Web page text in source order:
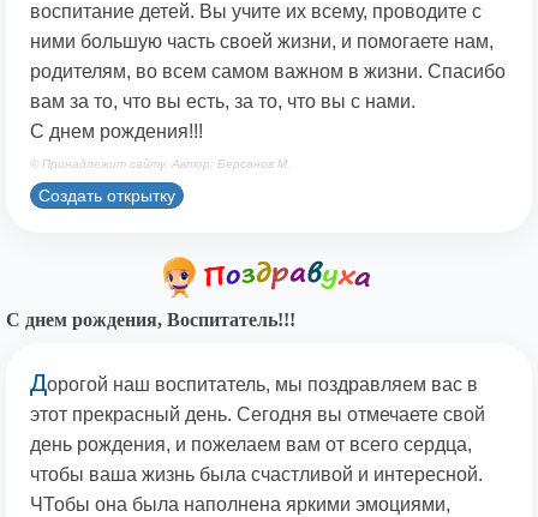
воспитание детей. Вы учите их всему, проводите с
ними большую часть своей жизни, и помогаете нам,
родителям, во всем самом важном в жизни. Спасибо
вам за то, что вы есть, за то, что вы с нами.
С днем рождения!!!
© Принадлежит сайту. Автор: Берсанов М.
Создать открытку
С днем рождения, Воспитатель!!!
Дорогой наш воспитатель, мы поздравляем вас в
этот прекрасный день. Сегодня вы отмечаете свой
день рождения, и пожелаем вам от всего сердца,
чтобы ваша жизнь была счастливой и интересной.
ЧТобы она была наполнена яркими эмоциями,